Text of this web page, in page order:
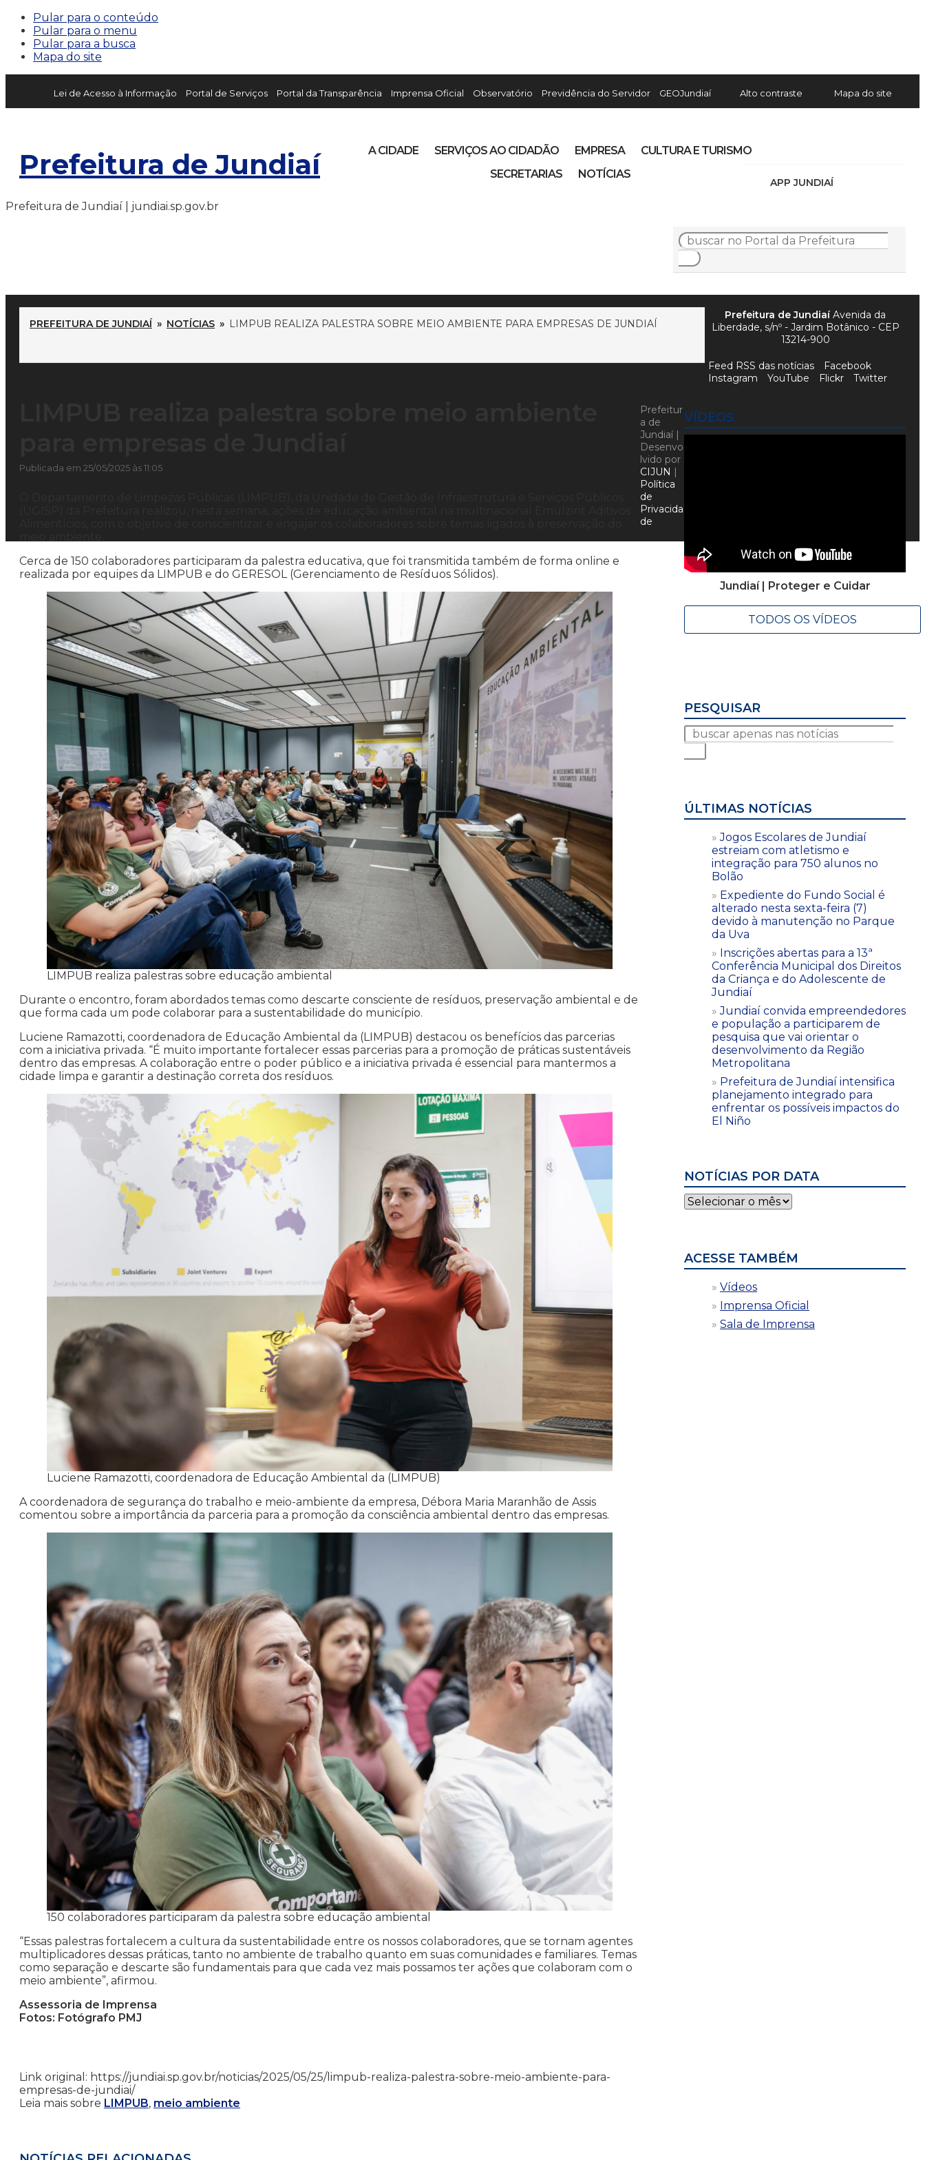
Pular para o conteúdo
Pular para o menu
Pular para a busca
Mapa do site
Lei de Acesso à Informação Portal de Serviços Portal da Transparência Imprensa Oficial Observatório Previdência do Servidor GEOJundiaí Alto contraste Mapa do site
Prefeitura de Jundiaí
APP JUNDIAÍ
A CIDADE SERVIÇOS AO CIDADÃO EMPRESA
CULTURA E TURISMO
SECRETARIAS
NOTÍCIAS
Prefeitura de Jundiaí | jundiai.sp.gov.br
PREFEITURA DE JUNDIAÍ » NOTÍCIAS » LIMPUB REALIZA PALESTRA SOBRE MEIO AMBIENTE PARA EMPRESAS DE JUNDIAÍ
Publicada em 25/05/2025 às 11:05
Cerca de 150 colaboradores participaram da palestra educativa, que foi transmitida também de forma online e
realizada por equipes da LIMPUB e do GERESOL (Gerenciamento de Resíduos Sólidos).
LIMPUB realiza palestras sobre educação ambiental
Durante o encontro, foram abordados temas como descarte consciente de resíduos, preservação ambiental e de
que forma cada um pode colaborar para a sustentabilidade do município.
Luciene Ramazotti, coordenadora de Educação Ambiental da (LIMPUB) destacou os benefícios das parcerias
com a iniciativa privada. “É muito importante fortalecer essas parcerias para a promoção de práticas sustentáveis
dentro das empresas. A colaboração entre o poder público e a iniciativa privada é essencial para mantermos a
cidade limpa e garantir a destinação correta dos resíduos.
Luciene Ramazotti, coordenadora de Educação Ambiental da (LIMPUB)
A coordenadora de segurança do trabalho e meio-ambiente da empresa, Débora Maria Maranhão de Assis
comentou sobre a importância da parceria para a promoção da consciência ambiental dentro das empresas.
150 colaboradores participaram da palestra sobre educação ambiental
“Essas palestras fortalecem a cultura da sustentabilidade entre os nossos colaboradores, que se tornam agentes
multiplicadores dessas práticas, tanto no ambiente de trabalho quanto em suas comunidades e familiares. Temas
como separação e descarte são fundamentais para que cada vez mais possamos ter ações que colaboram com o
meio ambiente”, afirmou.
Assessoria de Imprensa
Fotos: Fotógrafo PMJ
Link original: https://jundiai.sp.gov.br/noticias/2025/05/25/limpub-realiza-palestra-sobre-meio-ambiente-para-
empresas-de-jundiai/
Leia mais sobre LIMPUB, meio ambiente
VÍDEOS
Jundiaí | Proteger e Cuidar
TODOS OS VÍDEOS
PESQUISAR
ÚLTIMAS NOTÍCIAS
Jogos Escolares de Jundiaí
estreiam com atletismo e
integração para 750 alunos no
Bolão
Expediente do Fundo Social é
alterado nesta sexta-feira (7)
devido à manutenção no Parque
da Uva
Inscrições abertas para a 13ª
Conferência Municipal dos Direitos
da Criança e do Adolescente de
Jundiaí
Jundiaí convida empreendedores
e população a participarem de
pesquisa que vai orientar o
desenvolvimento da Região
Metropolitana
Prefeitura de Jundiaí intensifica
planejamento integrado para
enfrentar os possíveis impactos do
El Niño
NOTÍCIAS POR DATA
Notícias
por
ACESSE TAMBÉM
Vídeos
Imprensa Oficial
Sala de Imprensa
Prefeitura de JundiaíAvenida da
Liberdade, s/nº - Jardim Botânico - CEP
13214-900
Feed RSS das notícias
Facebook
Instagram
YouTube Flickr Twitter
Prefeitur
a de
Jundiaí |
Desenvo
lvido por
CIJUN |
Política
de
Privacida
de